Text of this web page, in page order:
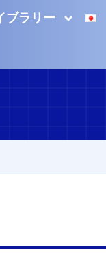
ブラリー